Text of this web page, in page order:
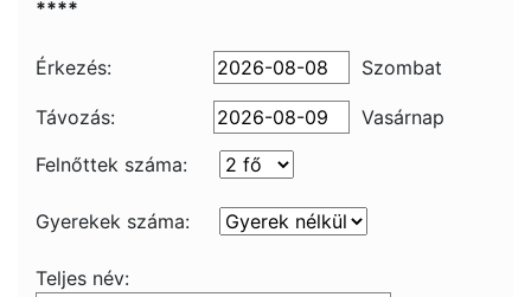
****
Érkezés: Szombat
Távozás:
Vasárnap
Felnőttek száma:
Gyerekek száma:
Teljes név: